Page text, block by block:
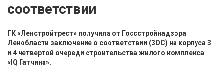
соответствии
ГК «Ленстройтрест» получила от Госсстройнадзора
Ленобласти заключение о соответствии (ЗОС) на корпуса 3
и 4 четвертой очереди строительства жилого комплекса
«IQ Гатчина».